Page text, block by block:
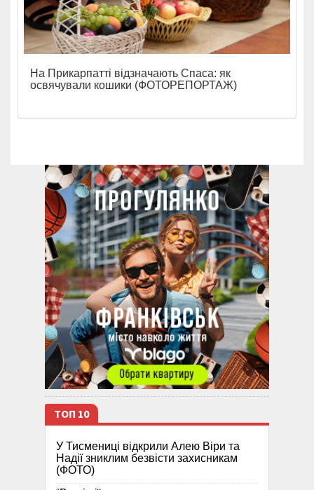
На Прикарпатті відзначають Спаса: як
освячували кошики (ФОТОРЕПОРТАЖ)
ТОП 10
У Тисмениці відкрили Алею Віри та
Надії зниклим безвісти захисникам
(ФОТО)